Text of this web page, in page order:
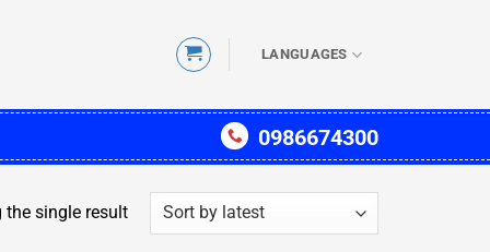
LANGUAGES
0986674300
the single result